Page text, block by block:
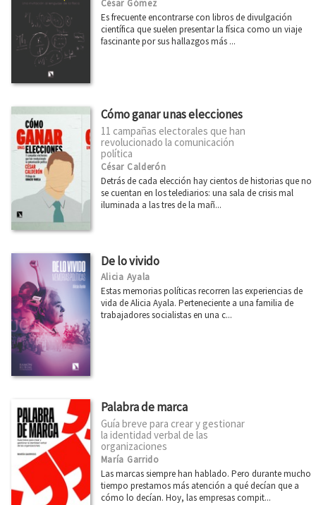
César Gómez
Es frecuente encontrarse con libros de divulgación
científica que suelen presentar la física como un viaje
fascinante por sus hallazgos más ...
Cómo ganar unas elecciones
11 campañas electorales que han
revolucionado la comunicación
política
César Calderón
Detrás de cada elección hay cientos de historias que no
se cuentan en los telediarios: una sala de crisis mal
iluminada a las tres de la mañ...
De lo vivido
Alicia Ayala
Estas memorias políticas recorren las experiencias de
vida de Alicia Ayala. Perteneciente a una familia de
trabajadores socialistas en una c...
Palabra de marca
Guía breve para crear y gestionar
la identidad verbal de las
organizaciones
María Garrido
Las marcas siempre han hablado. Pero durante mucho
tiempo prestamos más atención a qué decían que a
cómo lo decían. Hoy, las empresas compit...